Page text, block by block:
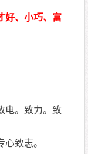
好、小巧、富
电。致力。致
致志。